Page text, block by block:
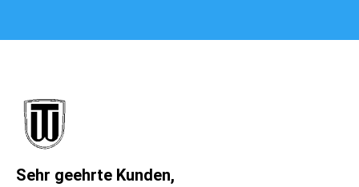
Sehr geehrte Kunden,